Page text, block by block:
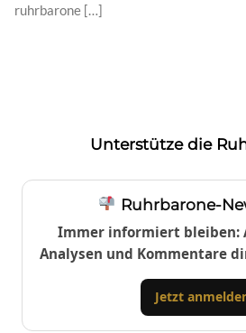
ruhrbarone […]
Unterstütze die
Ruhrbarone-
Immer informiert bleiben:
Analysen und Kommentare
Jetzt